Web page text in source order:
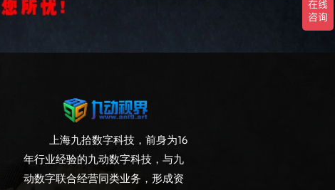
上海九拾数字科技，前身为16
年行业经验的九动数字科技，与九
动数字联合经营同类业务，形成资